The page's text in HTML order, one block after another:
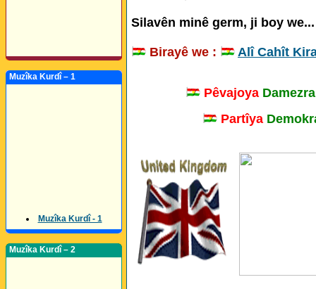
Muzîka Kurdî – 1
Muzîka Kurdî - 1
Muzîka Kurdî – 2
Silavên minê germ, ji boy we...
Birayê we : Alî Cahît
Pêvajoya
Partîya